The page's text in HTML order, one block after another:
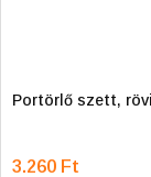
Portörlő szett,
3.260 Ft